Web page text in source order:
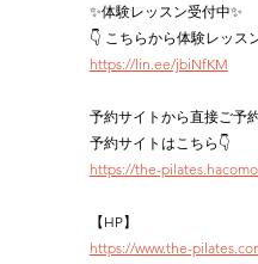
✨体験レッスン受付中✨
👇 こちらから体験レッス
https://lin.ee/jbiNfKM
予約サイトから直接ご予
予約サイトはこちら👇
https://the-
【HP】
https://www.the-